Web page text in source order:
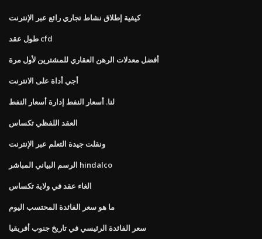
كيفية إطلاق نشاط تجاري رائع عبر الإنترنت
طول عقد cfd
أفضل معدلات الرهن العقاري للمشترين لأول مرة
أجي أداة على الانترنت
لنا. أسعار النفط إدارة أسعار النفط
العقد اللفظي تكساس
ونقلت جيدة التعلم عبر الإنترنت
الرسم البياني المباشر hindalco
الغاء عقد في ولاية تكساس
ما هو سعر الفائدة المحتسب اليوم
سعر الفائدة الرئيسي في تاريخ جنوب أفريقيا